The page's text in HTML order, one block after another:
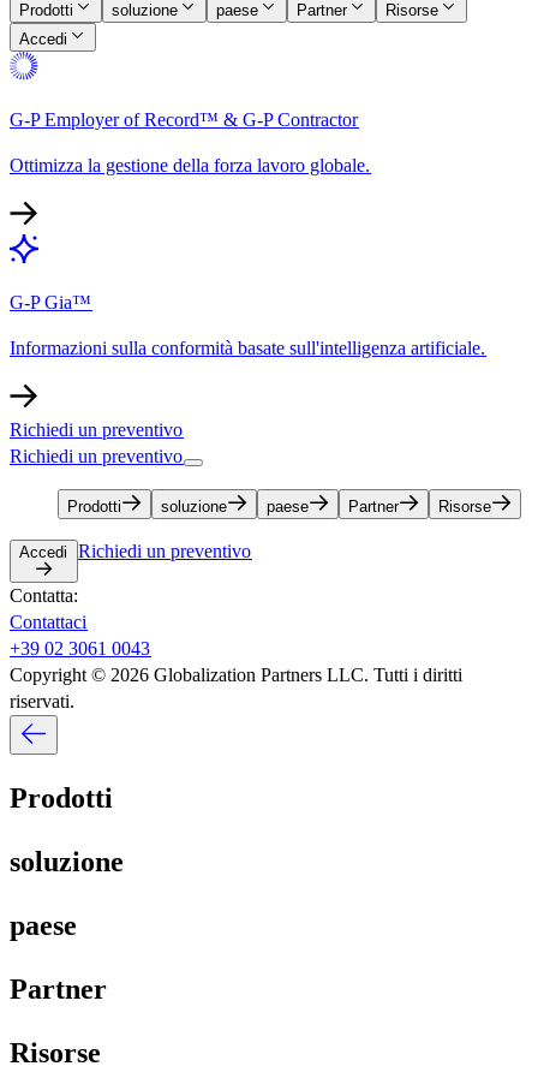
Prodotti​​ soluzione​​ paese​​ Partner​​
Risorse​​
Accedi​​
G-P Employer of Record™ & G-P Contractor​​
Ottimizza la gestione della forza lavoro globale.​​
G-P Gia™​​
Informazioni sulla conformità basate sull'intelligenza artificiale.​​
Richiedi un preventivo​​
Richiedi un preventivo​​
Prodotti​​ soluzione​​ paese​​ Partner​​ Risorse​​
Accedi​​ Richiedi un preventivo​​
Contatta:​​
Contattaci​​
+39 02 3061 0043​​
Copyright © 2026 Globalization Partners LLC. Tutti i diritti
riservati.​​
Prodotti​​
soluzione​​
paese​​
Partner​​
Risorse​​